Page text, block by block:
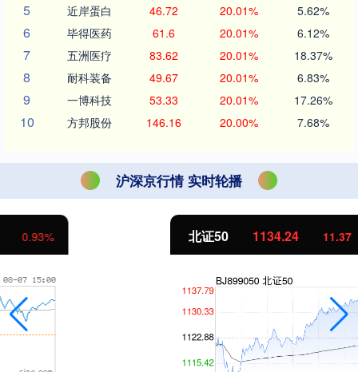
5 近岸蛋白 46.72 20.01% 5.62%
6 毕得医药 61.6 20.01% 6.12%
7 五洲医疗 83.62 20.01% 18.37%
8 耐科装备 49.67 20.01% 6.83%
9 一博科技 53.33 20.01% 17.26%
10 方邦股份 146.16 20.00% 7.68%
沪深京行情 实时轮播
11.37 1.01%